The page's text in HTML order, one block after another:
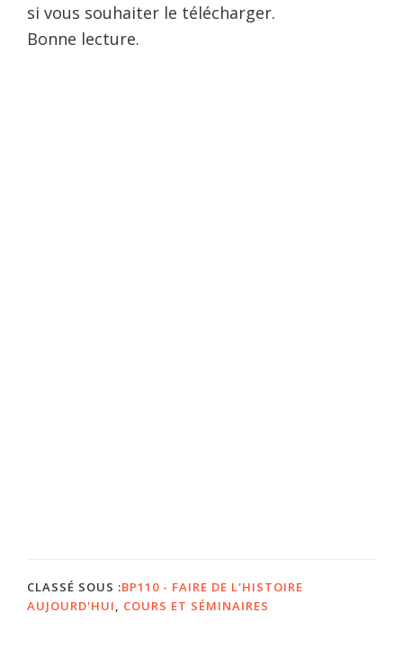
si vous souhaiter le télécharger.
Bonne lecture.
CLASSÉ SOUS :BP110 - FAIRE DE L'HISTOIRE
AUJOURD'HUI
COURS ET SÉMINAIRES